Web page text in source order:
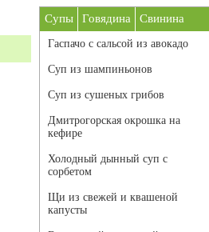
Супы Говядина Свинина
Гаспачо с сальсой из авокадо
Суп из шампиньонов
Суп из сушеных грибов
Дмитрогорская окрошка на
кефире
Холодный дынный суп с
сорбетом
Щи из свежей и квашеной
капусты